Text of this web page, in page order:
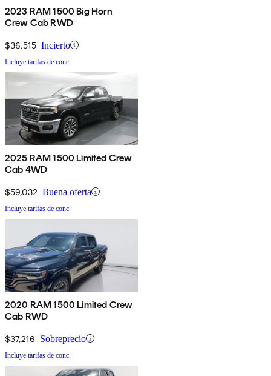
2023 RAM 1500 Big Horn
Crew Cab RWD
$36,515 Incierto
Incluye tarifas de conc.
2025 RAM 1500 Limited Crew
Cab 4WD
$59,032 Buena oferta
Incluye tarifas de conc.
2020 RAM 1500 Limited Crew
Cab RWD
$37,216 Sobreprecio
Incluye tarifas de conc.